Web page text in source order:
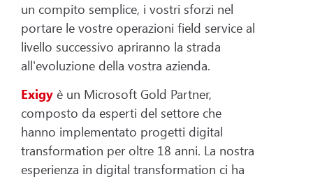
un compito semplice, i vostri sforzi nel
portare le vostre operazioni field service al
livello successivo apriranno la strada
all'evoluzione della vostra azienda.
Exigy è un Microsoft Gold Partner,
composto da esperti del settore che
hanno implementato progetti digital
transformation per oltre 18 anni. La nostra
esperienza in digital transformation ci ha